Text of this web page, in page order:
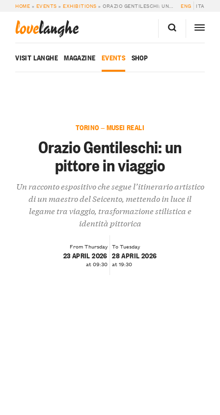
HOME » EVENTS »EXHIBITIONS »ORAZIO GENTILESCHI: UN PITTORE IN VIAGGIO ENG ITA
lovelanghe
VISIT LANGHE MAGAZINE EVENTS SHOP
TORINO — MUSEI REALI
Orazio Gentileschi: un
pittore in viaggio
Un racconto espositivo che segue l’itinerario artistico
di un maestro del Seicento, mettendo in luce il
legame tra viaggio, trasformazione stilistica e
identità pittorica
From Thursday
23 APRIL 2026
at 09:30
To Tuesday
28 APRIL 2026
at 19:30